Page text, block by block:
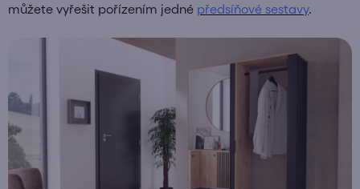
můžete vyřešit pořízením jedné předsíňové sestavy.